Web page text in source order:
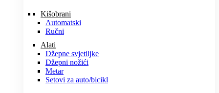
Kišobrani
Automatski
Ručni
Alati
Džepne svjetiljke
Džepni nožići
Metar
Setovi za auto/bicikl